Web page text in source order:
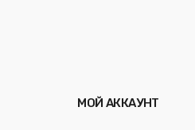
МОЙ АККАУНТ